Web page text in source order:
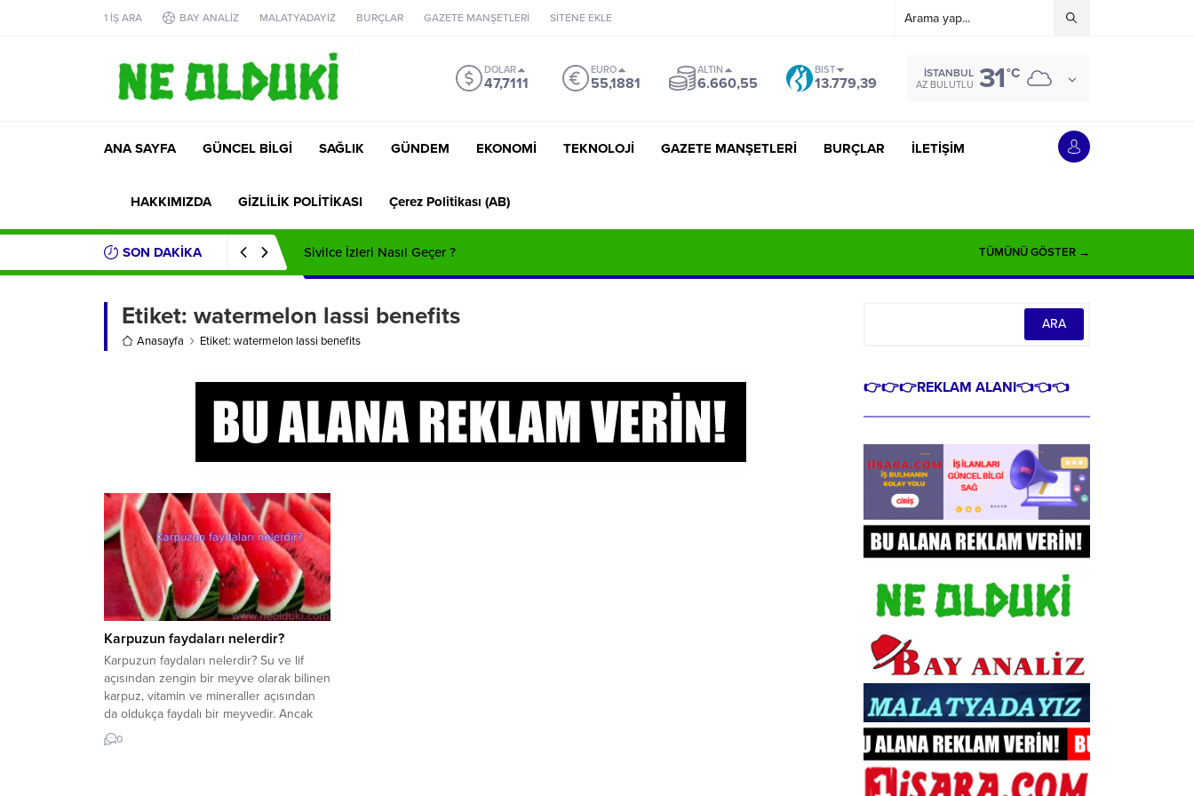
1 İŞ ARA BAY ANALİZ MALATYADAYİZ BURÇLAR GAZETE MANŞETLERİ SİTENE EKLE
DOLAR
47,7111
EURO
55,1881
ALTIN
6.660,55
BIST
13.779,39
İSTANBUL
AZ BULUTLU 31°C
ANA SAYFA GÜNCEL BİLGİ SAĞLIK GÜNDEM EKONOMİ TEKNOLOJİ GAZETE MANŞETLERİ BURÇLAR İLETİŞİM
HAKKIMIZDA GİZLİLİK POLİTİKASI Çerez Politikası (AB)
SON DAKİKA Sivilce İzleri Nasıl Geçer ? TÜMÜNÜ GÖSTER →
Etiket: watermelon lassi benefits
Anasayfa Etiket: watermelon lassi benefits
Karpuzun faydaları nelerdir?
Karpuzun faydaları nelerdir? Su ve lif
açısından zengin bir meyve olarak bilinen
karpuz, vitamin ve mineraller açısından
da oldukça faydalı bir meyvedir. Ancak
çok fazla şeker içerdiğinden iki dilimden
fazla yememek önemlidir. Karpuzdaki
0
👉👉👉REKLAM ALANI👈👈👈